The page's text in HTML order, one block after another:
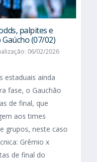
palpites e
(07/02)
06/02/2026
estaduais ainda
fase, o Gauchão
de final, que
aos times
grupos, neste caso
Grêmio x
de final do